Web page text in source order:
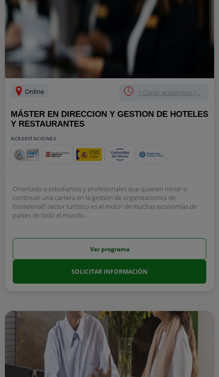
Online 1 Curso académico (...
MÁSTER EN DIRECCION Y GESTION DE HOTELES
Y RESTAURANTES
ACREDITACIONES
Orientado a estudiantes y profesionales que quieren iniciar o
continuar una carrera en la gestión de organizaciones de
hosteleríaEl sector turístico es el motor de muchas economías de
países de todo el mundo....
Ver programa
SOLICITAR INFORMACIÓN